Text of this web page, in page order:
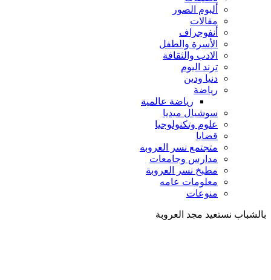
ألبوم الصور
مقالات
أنفوجراف
الأسرة والطفل
الادب والثقافة
ترند اليوم
دنيا ودين
رياضة
رياضة عالمية
سوشيال ميديا
علوم وتكنولوجيا
قضايا
متجتمع نسر العروبه
مدارس وجامعات
مطبخ نسر العروبة
معلومات عامه
منوعات
بالشباب نستعيد مجد العروبة